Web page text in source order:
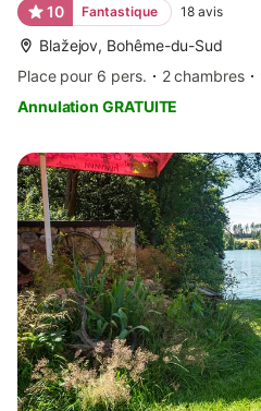
10
Fantastique 18 avis
Blažejov, Bohême-du-Sud
Place pour 6 pers.
2 chambres
Annulation GRATUITE